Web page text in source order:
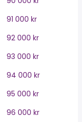
91 000 kr
92 000 kr
93 000 kr
94 000 kr
95 000 kr
96 000 kr